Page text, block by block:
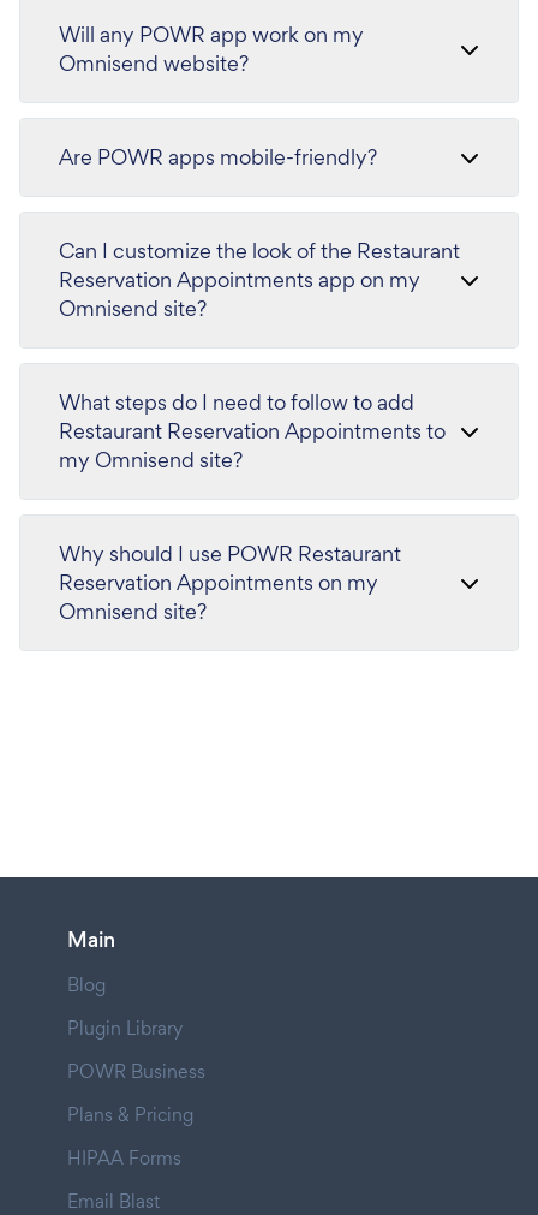
Will any POWR app work on my
Omnisend website?
Are POWR apps mobile-friendly?
Can I customize the look of the Restaurant
Reservation Appointments app on my
Omnisend site?
What steps do I need to follow to add
Restaurant Reservation Appointments to
my Omnisend site?
Why should I use POWR Restaurant
Reservation Appointments on my
Omnisend site?
Main
Blog
Plugin Library
POWR Business
Plans & Pricing
HIPAA Forms
Email Blast